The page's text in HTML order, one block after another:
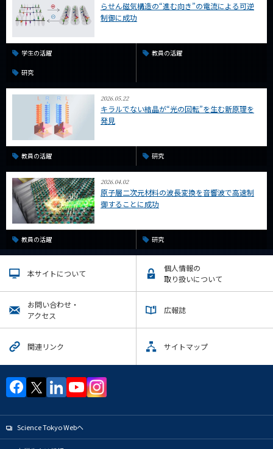
らせん磁気構造の“進む向き”の電流による可逆
制御に成功
学生の活躍 教員の活躍
研究
2026.05.22
キラルでない結晶が“光の回転”を生む新原理を
発見
教員の活躍 研究
2026.04.02
原子層二次元材料の波長変換を音響波で高速制
御することに成功
教員の活躍 研究
本サイトについて
個人情報の
取り扱いについて
お問い合わせ・
アクセス
広報誌
関連リンク サイトマップ
Science Tokyo Webヘ